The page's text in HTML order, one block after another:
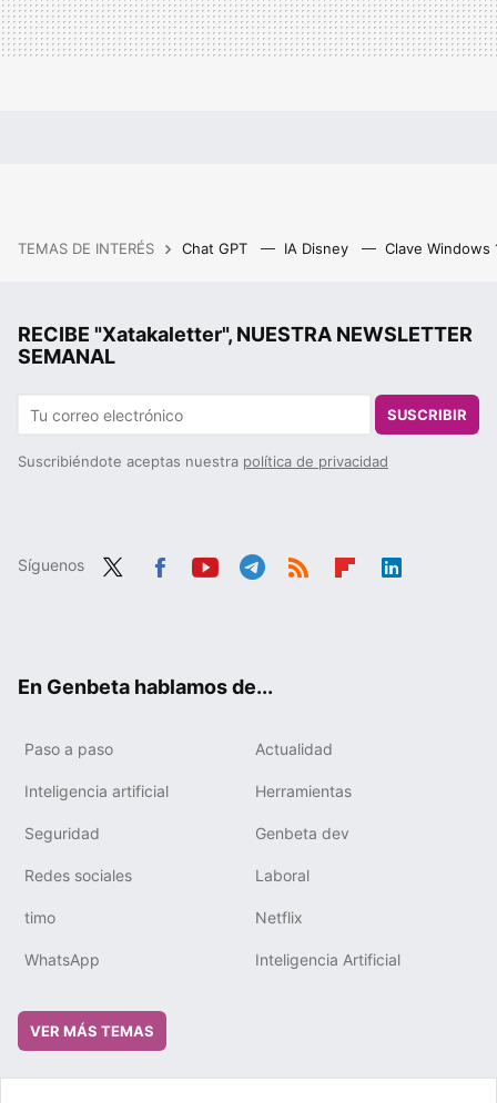
TEMAS DE INTERÉS Chat GPT IA Disney Clave Windows
RECIBE "Xatakaletter", NUESTRA NEWSLETTER
SEMANAL
SUSCRIBIR
Suscribiéndote aceptas nuestra política de privacidad
Síguenos
En Genbeta hablamos de...
Paso a paso Actualidad
Inteligencia artificial Herramientas
Seguridad Genbeta dev
Redes sociales Laboral
timo Netflix
WhatsApp Inteligencia Artificial
VER MÁS TEMAS